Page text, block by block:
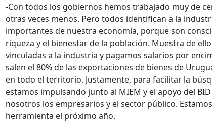
-Con todos los gobiernos hemos trabajado muy de
otras veces menos. Pero todos identifican a la
importantes de nuestra economía, porque son
riqueza y el bienestar de la población. Muestra de
vinculadas a la industria y pagamos salarios por
salen el 80% de las exportaciones de bienes de
en todo el territorio. Justamente, para facilitar la
estamos impulsando junto al MIEM y el apoyo del
nosotros los empresarios y el sector público.
herramienta el próximo año.